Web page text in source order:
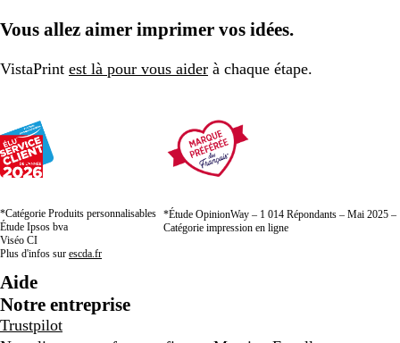
Vous allez aimer imprimer vos idées.
VistaPrint est là pour vous aider à chaque étape.
*Catégorie Produits personnalisables
Étude Ipsos bva
Viséo CI
Plus d'infos sur escda.fr
*Étude OpinionWay – 1 014 Répondants – Mai 2025 –
Catégorie impression en ligne
Aide
Notre entreprise
Trustpilot